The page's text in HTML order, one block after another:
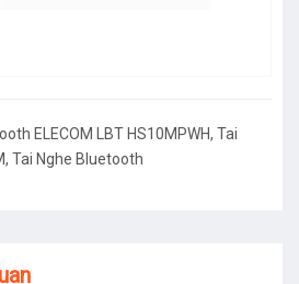
ELECOM LBT HS10MPWH, Tai
, Tai Nghe Bluetooth